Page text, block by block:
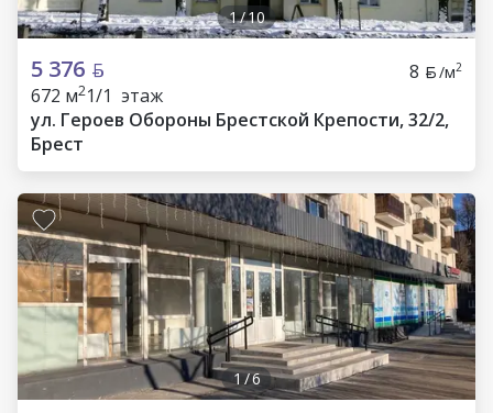
1/10
5 376 8 /м2
672 м21/1 этаж
ул. Героев Обороны Брестской Крепости, 32/2,
Брест
1/6